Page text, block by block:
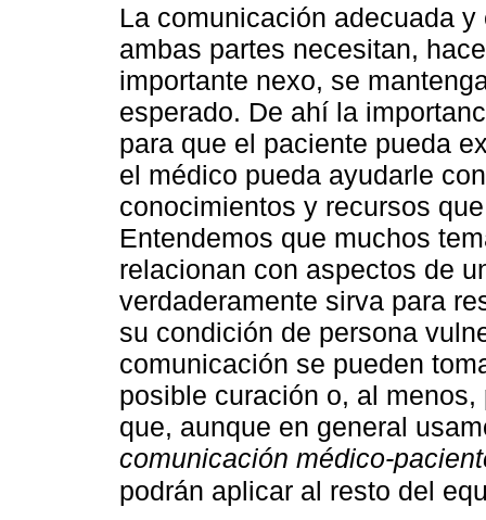
La comunicación adecuada
ambas partes necesitan,
importante nexo, se
esperado. De ahí la
para que el paciente pueda
el médico pueda ayudarle
conocimientos y recursos
Entendemos que muchos
relacionan con aspectos de
verdaderamente sirva para
su condición de persona
comunicación se pueden
posible curación o, al
que, aunque en general
comunicación médico-
podrán aplicar al resto del